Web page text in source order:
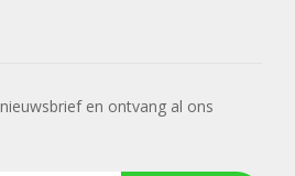
en ontvang al ons